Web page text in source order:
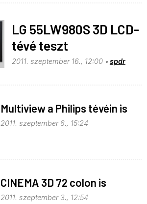
LG 55LW980S 3D LCD-
tévé teszt
2011. szeptember 16., 12:00 spdr
Multiview a Philips tévéin is
2011. szeptember 6., 15:24
CINEMA 3D 72 colon is
2011. szeptember 3., 12:54